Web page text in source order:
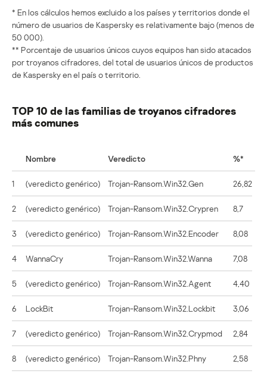
* En los cálculos hemos excluido a los países y territorios donde el
número de usuarios de Kaspersky es relativamente bajo (menos de
50 000).
** Porcentaje de usuarios únicos cuyos equipos han sido atacados
por troyanos cifradores, del total de usuarios únicos de productos
de Kaspersky en el país o territorio.
TOP 10 de las familias de troyanos cifradores
más comunes
Nombre Veredicto %*
1 (veredicto genérico) Trojan-Ransom.Win32.Gen 26,82
2 (veredicto genérico) Trojan-Ransom.Win32.Crypren 8,7
3 (veredicto genérico) Trojan-Ransom.Win32.Encoder 8,08
4 WannaCry Trojan-Ransom.Win32.Wanna 7,08
5 (veredicto genérico) Trojan-Ransom.Win32.Agent 4,40
6 LockBit Trojan-Ransom.Win32.Lockbit 3,06
7 (veredicto genérico) Trojan-Ransom.Win32.Crypmod 2,84
8 (veredicto genérico) Trojan-Ransom.Win32.Phny 2,58